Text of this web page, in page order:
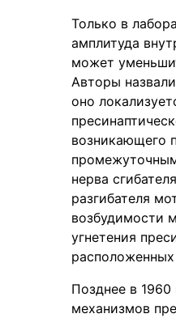
Только в
амплитуда
может
Авторы
оно
возникающего
нерва
разгибателя
возбудимости
угнетения
Позднее в
механизмов